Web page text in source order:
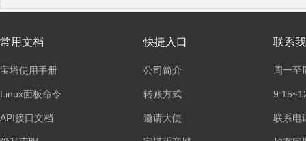
板
常用文档
宝塔使用手册
Linux面板命令
API接口文档
快捷入口
公司简介
转账方式
邀请大使
联系
周一至
联系电